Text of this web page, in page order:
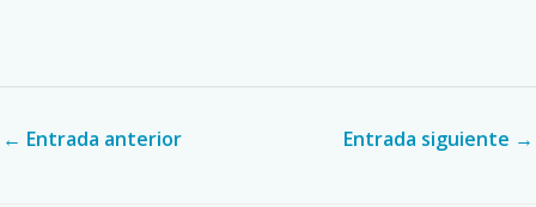
← Entrada anterior Entrada siguiente →